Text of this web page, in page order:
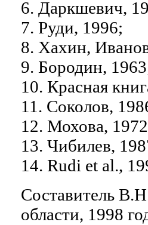
6. Даркшевич,
7. Руди, 1996;
8. Хахин,
9. Бородин,
10. Красная
11. Соколов,
12. Мохова,
13. Чибилев,
14. Rudi et al.,
Составитель
области, 1998